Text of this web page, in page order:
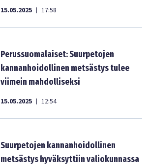
15.05.2025 | 17:58
Perussuomalaiset: Suurpetojen
kannanhoidollinen metsästys tulee
viimein mahdolliseksi
15.05.2025 | 12:54
Suurpetojen kannanhoidollinen
metsästys hyväksyttiin valiokunnassa